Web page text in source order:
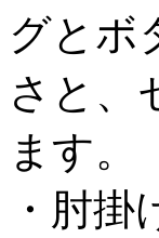
グとボ
さと、
ます。
・肘